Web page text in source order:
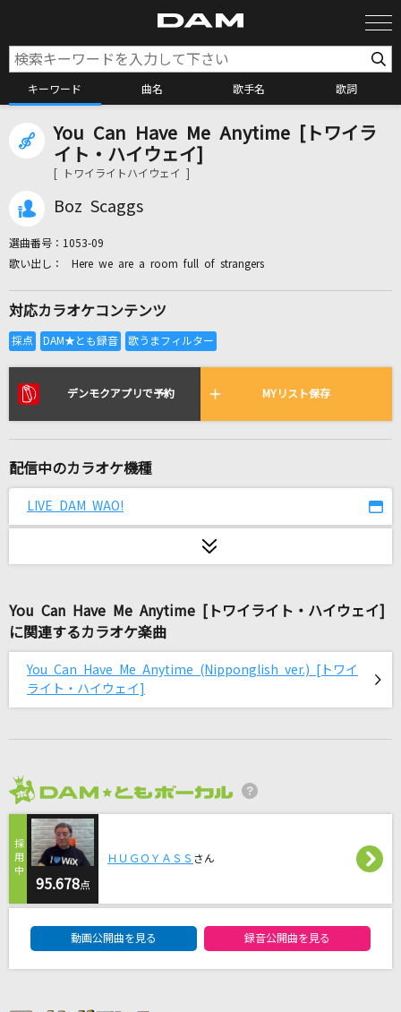
キーワード 曲名 歌手名 歌詞
カラオケ検索
カラオケリクエスト
リアルタイムで歌われている曲の一覧
ray 超かぐや姫！Version(ビデオクリップバージ
モア]
Celine Dion With Special Guests Kryzler & Kompany
Mr.Children
シャルル
バルーン
た愛]
弱虫モンブラン
DECO*27
永遠の鐘が鳴る
男・岩永哲哉)
アイドルパワー
You Can Have Me Anytime [トワイラ
イト・ハイウェイ]
[ トワイライトハイウェイ ]
Boz Scaggs
選曲番号： 1053-09
Here we are a room full of strangers
対応カラオケコンテンツ
デンモクアプリで予約 MYリスト保存
配信中のカラオケ機種
LIVE DAM WAO!
You Can Have Me Anytime [トワイライト・ハイウェイ]
に関連するカラオケ楽曲
You Can Have Me Anytime (Nipponglish ver.) [トワイ
ライト・ハイウェイ]
95.678点
ＨＵＧＯＹＡＳＳ さん
動画公開曲を見る 録音公開曲を見る